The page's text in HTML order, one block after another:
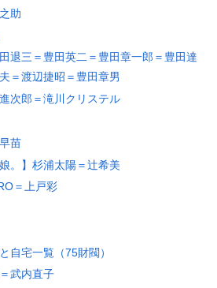
助
退三＝豊田英二＝豊田章一郎＝豊田達
＝渡辺捷昭＝豊田章男
次郎＝滝川クリステル
苗
。】杉浦太陽＝辻希美
＝上戸彩
自宅一覧（75財閥）
武内直子